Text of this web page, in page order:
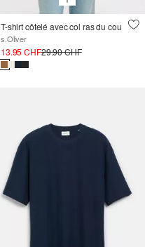
T-shirt côtelé avec col ras du cou
s.Oliver
13.95 CHF29.90 CHF